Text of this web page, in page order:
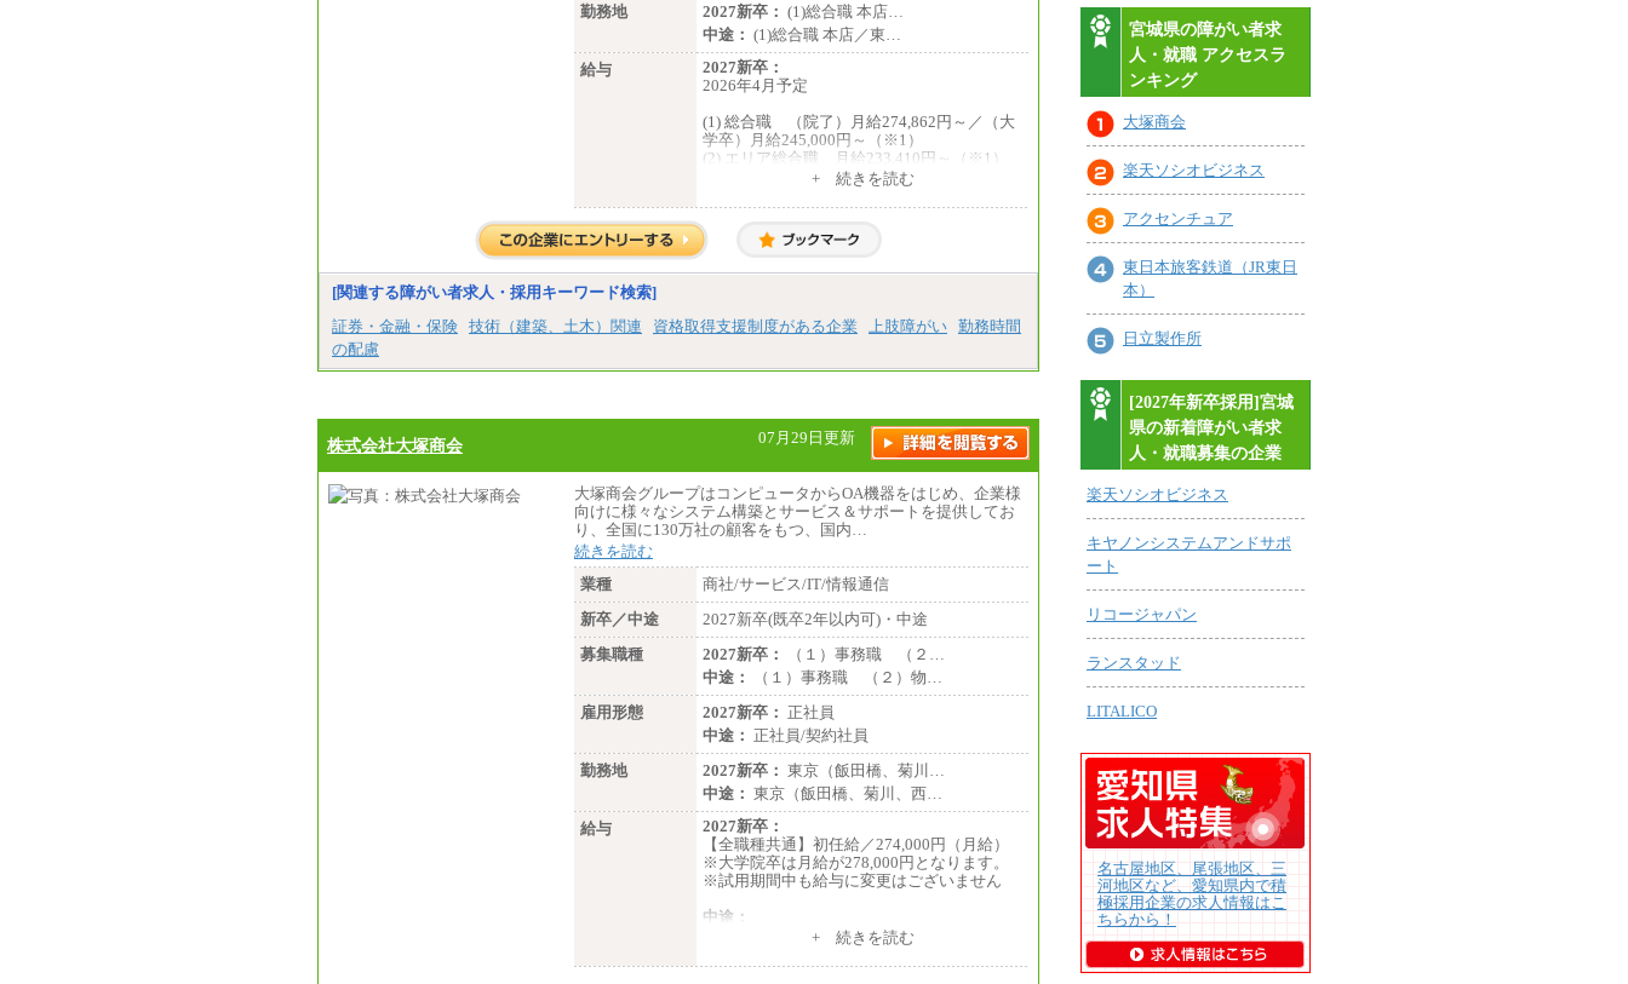
勤務地
2027新卒： (1)総合職 本店…
中途： (1)総合職 本店／東…
給与
2027新卒：
2026年4月予定
(1) 総合職 （院了）月給274,862円～／（大
学卒）月給245,000円～（※1）
(2) エリア総合職 月給233,410円～（※1）
(3) アシスタントスタッフ 日給9,800円～12,
※１ 試用期間６か月（試用期間中も給与
に変更はございません）
※２ 勤務地により異なります
(2) エリア総合職 月給233,410円～（※1）
(3) アシスタントスタッフ 日給9,800円～12,
※１ 試用期間６か月（試用期間中も給与
+ 続きを読む
[関連する障がい者求人・採用キーワード検索]
証券・金融・保険 技術（建築、土木）関連 資格取得支援制度がある企業 上肢障がい 勤務時間
の配慮
株式会社大塚商会 07月29日更新
大塚商会グループはコンピュータからOA機器をはじめ、企業様
向けに様々なシステム構築とサービス＆サポートを提供してお
り、全国に130万社の顧客をもつ、国内…
続きを読む
業種
商社/サービス/IT/情報通信
新卒／中途
2027新卒(既卒2年以内可)・中途
募集職種
2027新卒：
（１）事務職 （２…
中途：
（１）事務職 （２）物…
雇用形態
2027新卒： 正社員
中途： 正社員/契約社員
勤務地
2027新卒： 東京（飯田橋、菊川…
中途： 東京（飯田橋、菊川、西…
給与
2027新卒：
【全職種共通】初任給／274,000円（月給）
※大学院卒は月給が278,000円となります。
※試用期間中も給与に変更はございません
中途：
（１）～（４）274,000円（月給）～
（５）235,000円（月給）～
※経験・年齢などを考慮のうえ、当社規程に
+ 続きを読む
宮城県の障がい者求
人・就職 アクセスラ
ンキング
大塚商会
楽天ソシオビジネス
アクセンチュア
東日本旅客鉄道（JR東日
本）
日立製作所
[2027年新卒採用]宮城
県の新着障がい者求
人・就職募集の企業
楽天ソシオビジネス
キヤノンシステムアンドサポ
ート
リコージャパン
ランスタッド
LITALICO
名古屋地区、尾張地区、三
河地区など、愛知県内で積
極採用企業の求人情報はこ
ちらから！